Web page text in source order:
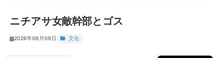
ニチアサ女敵幹部とゴス
2026年06月09日 文化